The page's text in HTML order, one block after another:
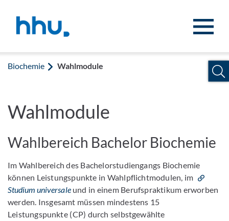
Biochemie Wahlmodule
Wahlmodule
Wahlbereich Bachelor Biochemie
Im Wahlbereich des Bachelorstudiengangs Biochemie
können Leistungspunkte in Wahlpflichtmodulen, im
Studium universaleund in einem Berufspraktikum erworben
werden. Insgesamt müssen mindestens 15
Leistungspunkte (CP) durch selbstgewählte